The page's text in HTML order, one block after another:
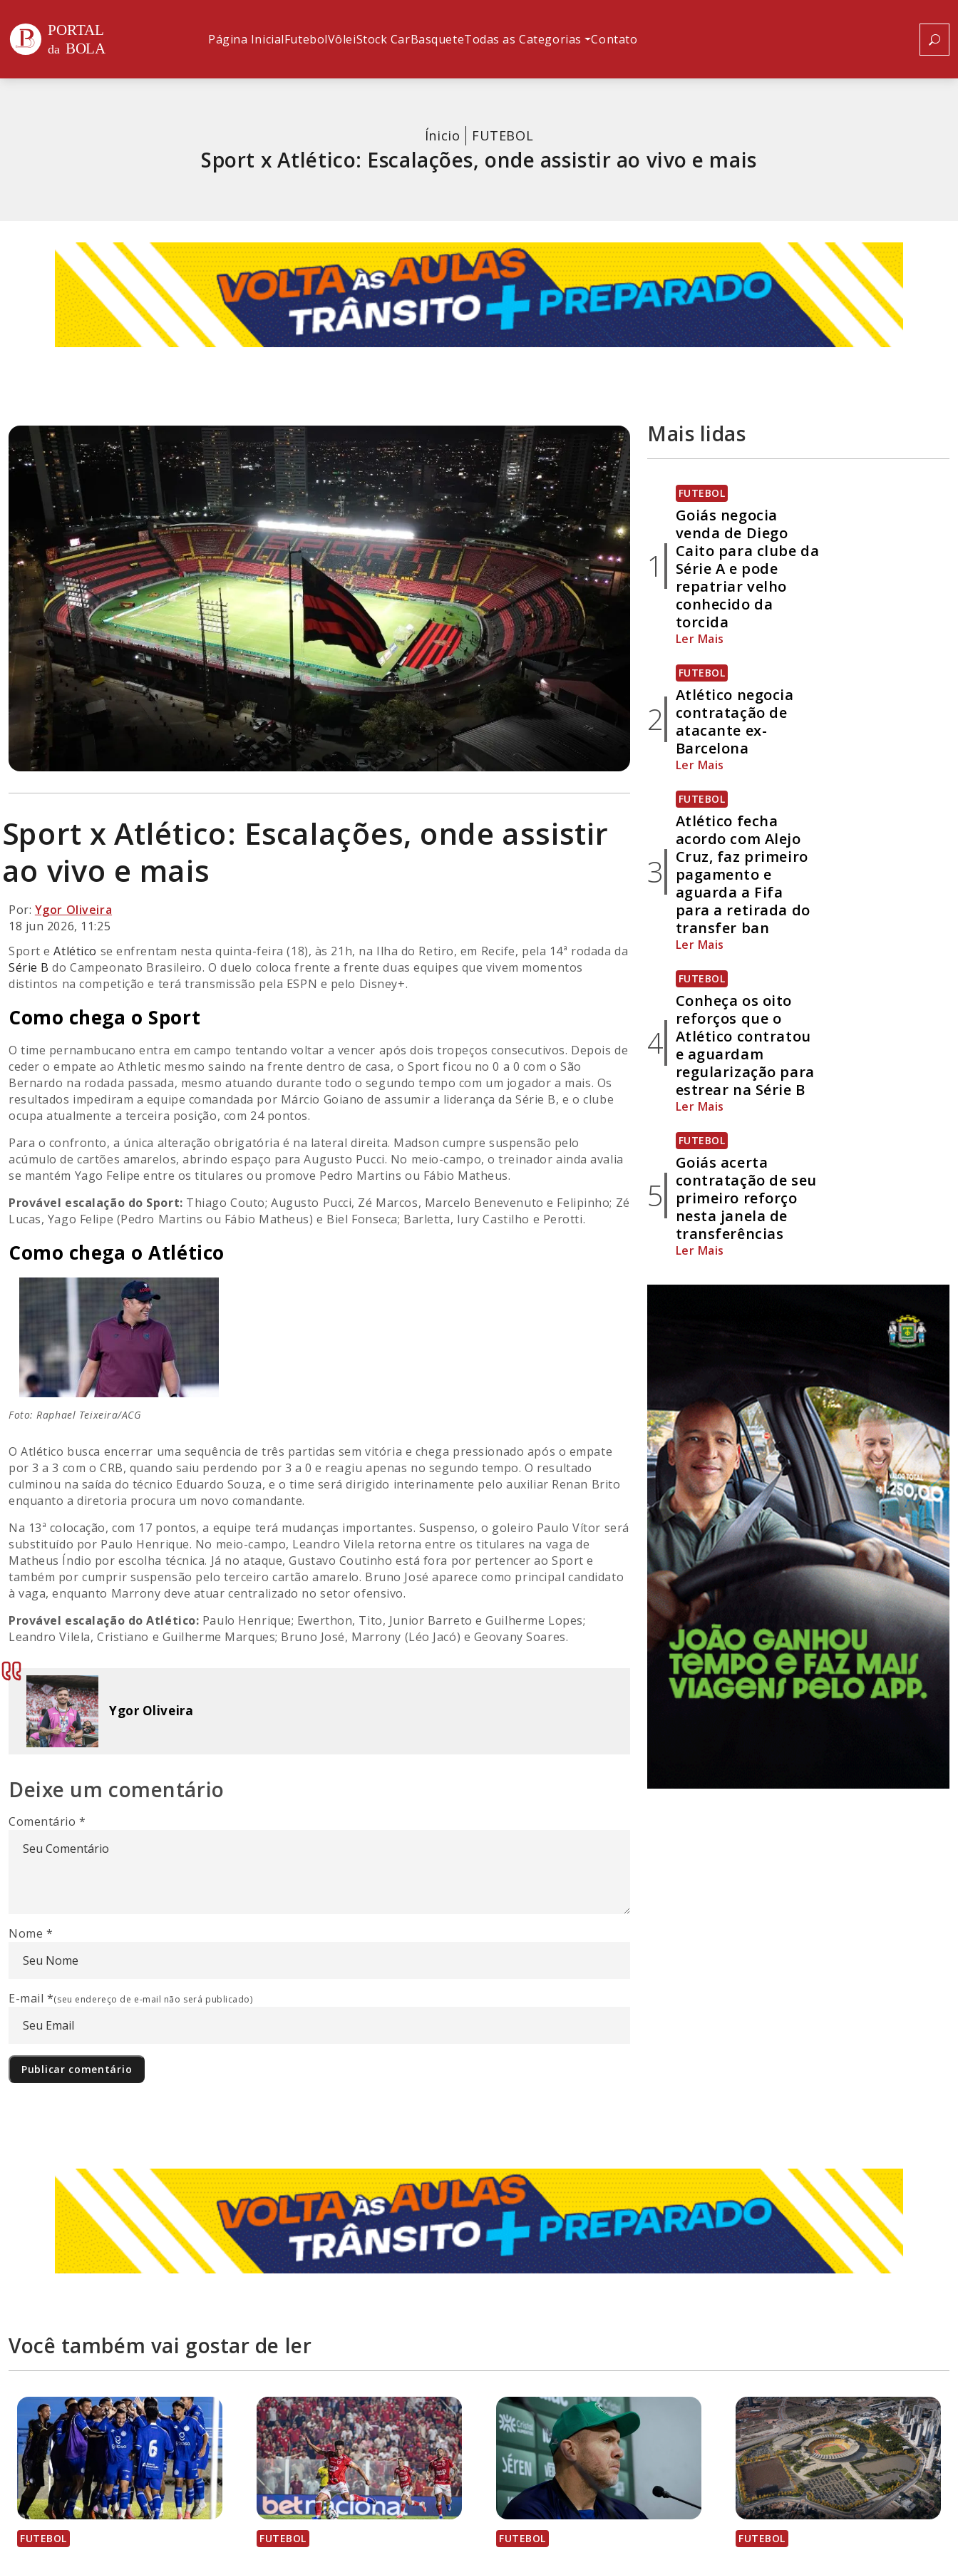
Página InicialFutebolVôleiStock CarBasqueteTodas as Categorias Contato
Ínicio FUTEBOL
Sport x Atlético: Escalações, onde assistir ao vivo e mais
Sport x Atlético: Escalações, onde assistir
ao vivo e mais
Por: Ygor Oliveira
18 jun 2026, 11:25
Sport eAtlético se enfrentam nesta quinta-feira (18), às 21h, na Ilha do Retiro, em Recife, pela 14ª rodada da
Série B do Campeonato Brasileiro. O duelo coloca frente a frente duas equipes que vivem momentos
distintos na competição e terá transmissão pela ESPN e pelo Disney+.
Como chega o Sport
O time pernambucano entra em campo tentando voltar a vencer após dois tropeços consecutivos. Depois de
ceder o empate ao Athletic mesmo saindo na frente dentro de casa, o Sport ficou no 0 a 0 com o São
Bernardo na rodada passada, mesmo atuando durante todo o segundo tempo com um jogador a mais. Os
resultados impediram a equipe comandada por Márcio Goiano de assumir a liderança da Série B, e o clube
ocupa atualmente a terceira posição, com 24 pontos.
Para o confronto, a única alteração obrigatória é na lateral direita. Madson cumpre suspensão pelo
acúmulo de cartões amarelos, abrindo espaço para Augusto Pucci. No meio-campo, o treinador ainda avalia
se mantém Yago Felipe entre os titulares ou promove Pedro Martins ou Fábio Matheus.
Provável escalação do Sport: Thiago Couto; Augusto Pucci, Zé Marcos, Marcelo Benevenuto e Felipinho; Zé
Lucas, Yago Felipe (Pedro Martins ou Fábio Matheus) e Biel Fonseca; Barletta, Iury Castilho e Perotti.
Como chega o Atlético
Foto: Raphael Teixeira/ACG
O Atlético busca encerrar uma sequência de três partidas sem vitória e chega pressionado após o empate
por 3 a 3 com o CRB, quando saiu perdendo por 3 a 0 e reagiu apenas no segundo tempo. O resultado
culminou na saída do técnico Eduardo Souza, e o time será dirigido interinamente pelo auxiliar Renan Brito
enquanto a diretoria procura um novo comandante.
Na 13ª colocação, com 17 pontos, a equipe terá mudanças importantes. Suspenso, o goleiro Paulo Vítor será
substituído por Paulo Henrique. No meio-campo, Leandro Vilela retorna entre os titulares na vaga de
Matheus Índio por escolha técnica. Já no ataque, Gustavo Coutinho está fora por pertencer ao Sport e
também por cumprir suspensão pelo terceiro cartão amarelo. Bruno José aparece como principal candidato
à vaga, enquanto Marrony deve atuar centralizado no setor ofensivo.
Provável escalação do Atlético: Paulo Henrique; Ewerthon, Tito, Junior Barreto e Guilherme Lopes;
Leandro Vilela, Cristiano e Guilherme Marques; Bruno José, Marrony (Léo Jacó) e Geovany Soares.
Ygor Oliveira
Deixe um comentário
Comentário*
Nome *
E-mail *(seu endereço de e-mail não será publicado)
Mais lidas
1
FUTEBOL
Goiás negocia
venda de Diego
Caito para clube da
Série A e pode
repatriar velho
conhecido da
torcida
Ler Mais
2
FUTEBOL
Atlético negocia
contratação de
atacante ex-
Barcelona
Ler Mais
3
FUTEBOL
Atlético fecha
acordo com Alejo
Cruz, faz primeiro
pagamento e
aguarda a Fifa
para a retirada do
transfer ban
Ler Mais
4
FUTEBOL
Conheça os oito
reforços que o
Atlético contratou
e aguardam
regularização para
estrear na Série B
Ler Mais
5
FUTEBOL
Goiás acerta
contratação de seu
primeiro reforço
nesta janela de
transferências
Ler Mais
Você também vai gostar de ler
FUTEBOL FUTEBOL FUTEBOL FUTEBOL